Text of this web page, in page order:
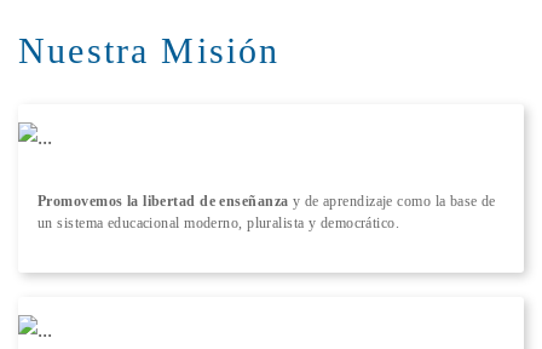
Nuestra Misión
Promovemos la libertad de enseñanza y de aprendizaje como la base de
un sistema educacional moderno, pluralista y democrático.